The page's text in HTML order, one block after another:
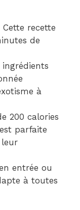
Cette recette
de
ingrédients
à
200 calories
parfaite
entrée ou
à toutes